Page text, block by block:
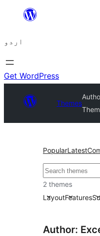
چھوڑیں
پر
جائیں
اردو
Get WordPress
Themes
PopularLatest
تلاش
2 themes
LayoutFeatures
Author: